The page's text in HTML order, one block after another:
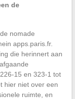
de
nomade
apps.paris.fr.
die herinnert aan
15 en 323-1 tot
hier niet over een
ruimte, en